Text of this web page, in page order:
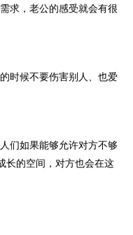
求，老公的感受就会有很
时候不要伤害别人、也爱
们如果能够允许对方不够
长的空间，对方也会在这